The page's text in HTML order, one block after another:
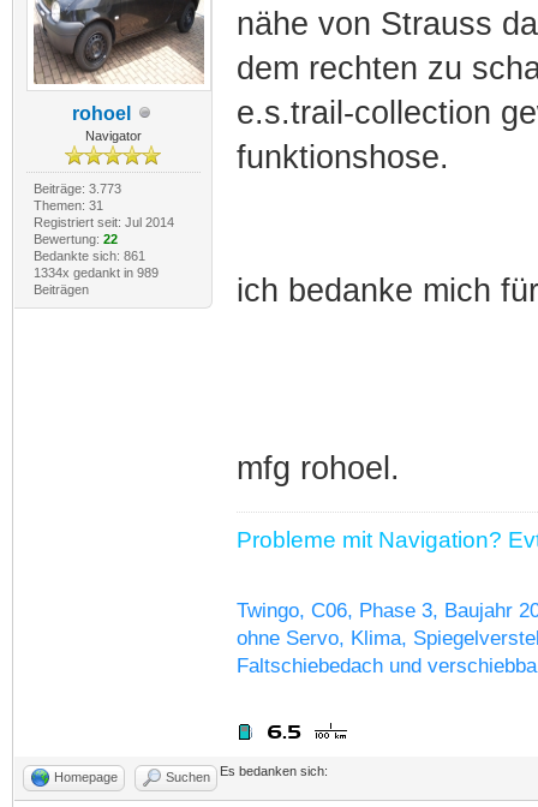
rohoel
Navigator
Beiträge: 3.773
Themen: 31
Registriert seit: Jul 2014
Bewertung: 22
Bedankte sich: 861
1334x gedankt in 989
Beiträgen
nähe von Strauss
dem rechten zu
e.s.trail-collection
funktionshose.
ich bedanke mich
mfg rohoel.
Probleme mit Navigation?
Twingo, C06, Phase 3, Baujahr
ohne Servo, Klima,
Faltschiebedach und
Homepage Suchen Es bedanken sich: